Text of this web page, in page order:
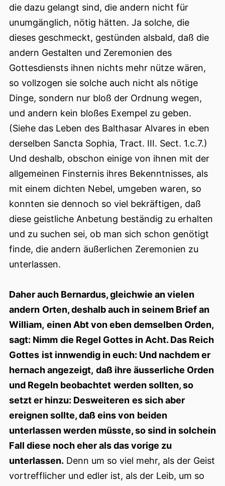
die dazu gelangt sind, die andern nicht für
unumgänglich, nötig hätten. Ja solche, die
dieses geschmeckt, gestünden alsbald, daß die
andern Gestalten und Zeremonien des
Gottesdiensts ihnen nichts mehr nütze wären,
so vollzogen sie solche auch nicht als nötige
Dinge, sondern nur bloß der Ordnung wegen,
und andern kein bloßes Exempel zu geben.
(Siehe das Leben des Balthasar Alvares in eben
derselben Sancta Sophia, Tract. III. Sect. 1.c.7.)
Und deshalb, obschon einige von ihnen mit der
allgemeinen Finsternis ihres Bekenntnisses, als
mit einem dichten Nebel, umgeben waren, so
konnten sie dennoch so viel bekräftigen, daß
diese geistliche Anbetung beständig zu erhalten
und zu suchen sei, ob man sich schon genötigt
finde, die andern äußerlichen Zeremonien zu
unterlassen.
Daher auch Bernardus, gleichwie an vielen
andern Orten, deshalb auch in seinem Brief an
William, einen Abt von eben demselben Orden,
sagt: Nimm die Regel Gottes in Acht. Das Reich
Gottes ist innwendig in euch: Und nachdem er
hernach angezeigt, daß ihre äusserliche Orden
und Regeln beobachtet werden sollten, so
setzt er hinzu: Desweiteren es sich aber
ereignen sollte, daß eins von beiden
unterlassen werden müsste, so sind in solchein
Fall diese noch eher als das vorige zu
unterlassen. Denn um so viel mehr, als der Geist
vortrefflicher und edler ist, als der Leib, um so